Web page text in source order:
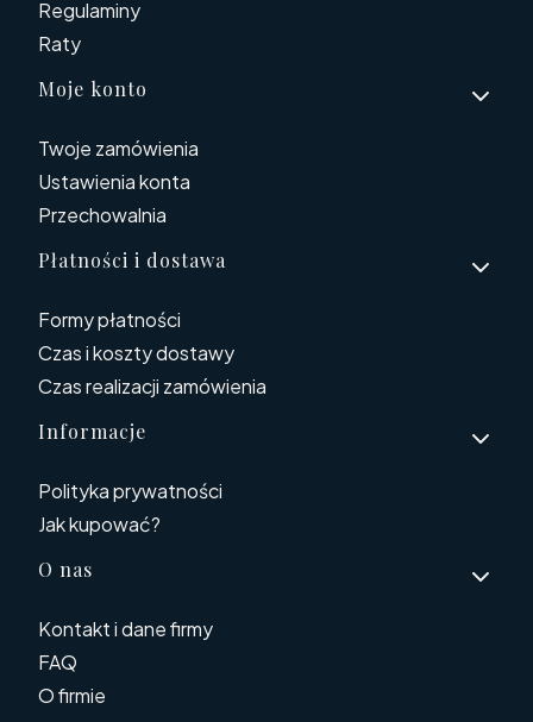
Regulaminy
Raty
Moje konto
Twoje zamówienia
Ustawienia konta
Przechowalnia
Płatności i dostawa
Formy płatności
Czas i koszty dostawy
Czas realizacji zamówienia
Informacje
Polityka prywatności
Jak kupować?
O nas
Kontakt i dane firmy
FAQ
O firmie